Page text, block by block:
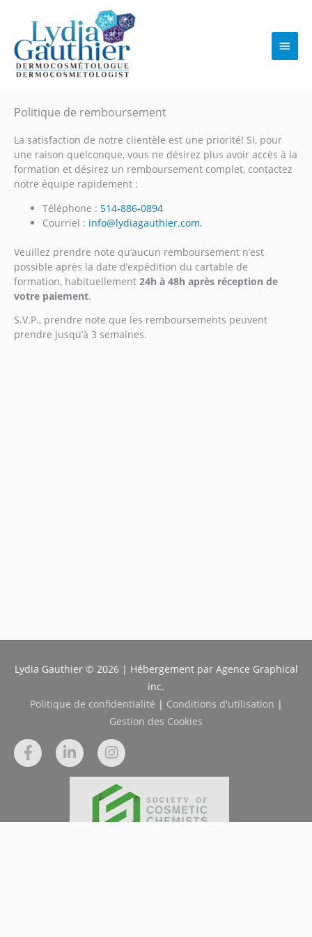
contenu
Politique de remboursement
La satisfaction de notre clientèle est une priorité! Si, pour
une raison quelconque, vous ne désirez plus avoir accès à la
formation et désirez un remboursement complet, contactez
notre équipe rapidement :
Téléphone : 514-886-0894
Courriel : info@lydiagauthier.com.
Veuillez prendre note qu’aucun remboursement n’est
possible après la date d’expédition du cartable de
formation, habituellement 24h à 48h après réception de
votre paiement.
S.V.P., prendre note que les remboursements peuvent
prendre jusqu’à 3 semaines.
Lydia Gauthier © 2026 | Hébergement par Agence Graphical
inc.
Politique de confidentialité | Conditions d'utilisation |
Gestion des Cookies